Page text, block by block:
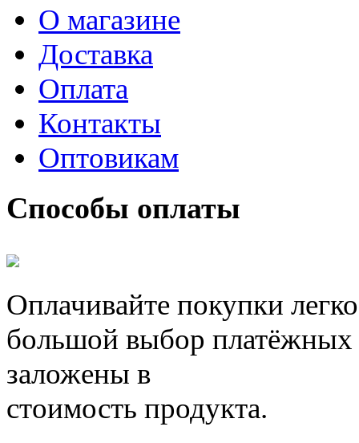
О магазине
Доставка
Оплата
Контакты
Оптовикам
Способы оплаты
Оплачивайте покупки
большой выбор
заложены в
стоимость продукта.